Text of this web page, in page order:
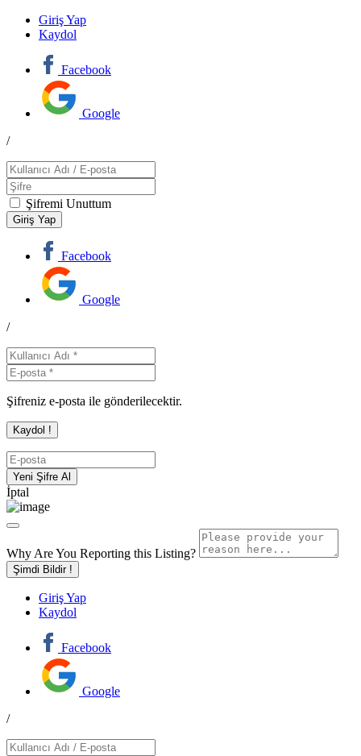
Giriş Yap
Kaydol
Facebook
Google
/
Şifremi Unuttum
Facebook
Google
/
Şifreniz e-posta ile gönderilecektir.
İptal
Why Are You Reporting this Listing?
Şimdi Bildir !
Giriş Yap
Kaydol
Facebook
Google
/